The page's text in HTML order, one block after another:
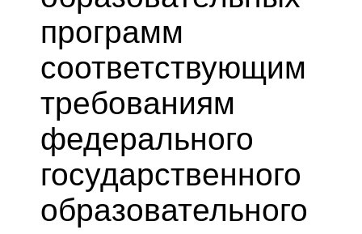
программ
соответствующим
требованиям
федерального
государственного
образовательного